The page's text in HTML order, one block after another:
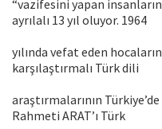
“vazifesini yapan
ayrılalı 13 yıl oluyor. 1964
yılında vefat eden
karşılaştırmalı Türk dili
araştırmalarının
Rahmeti ARAT’ı Türk